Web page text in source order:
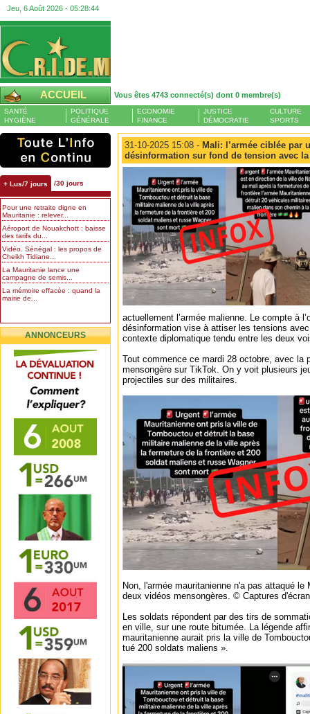
Jeu, 6 Août 2026 - 05:28:46
ACCUEIL Vous êtes 4743 connecté(s) dont 0 membre(s)
SANTÉ
HYGIÈNE
POLITIQUE
GÉNÉRALE
ECONOMIE
FINANCE
JUSTICE
DÉMOCRATIE
CULTURE
SPORTS
+ Lus/7 jours /30 jours
Pour une retraite digne en
Mauritanie : relever...
Aéroport de Nouakchott : baisse
des tarifs du...
Vidéo. Sénégal : les propos de
Cheikh Tidiane...
La Mauritanie lance une
campagne de semis...
La mémoire effacée : quand la
mairie de...
ANNONCEURS
31-10-2025 15:08 - Mali: l’armée ciblée par
désinformation sur fond de tension avec
actuellement l’armée malienne. Le compte à
désinformation vise à attiser les tensions
contexte diplomatique tendu entre les deux
Tout commence ce mardi 28 octobre, avec la
mensongère sur TikTok. On y voit plusieurs
projectiles sur des militaires.
Non, l'armée mauritanienne n'a pas attaqué
deux vidéos mensongères. © Captures
Les soldats répondent par des tirs de
en ville, sur une route bitumée. La légende
mauritanienne aurait pris la ville de
tué 200 soldats maliens ».